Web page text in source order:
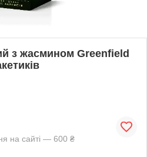
з жасмином Greenfield
на сайті — 600 ₴